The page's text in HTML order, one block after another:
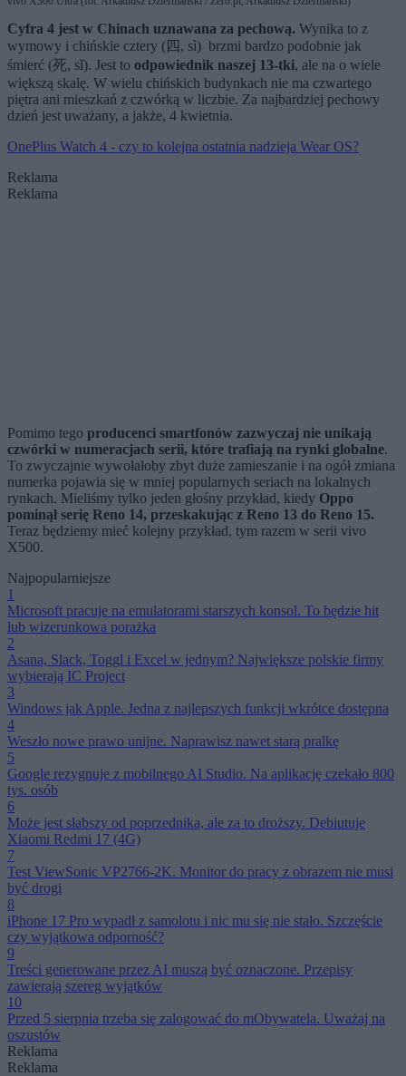
Cyfra 4 jest w Chinach uznawana za pechową. Wynika to z
wymowy i chińskie cztery (四, sì) brzmi bardzo podobnie jak
śmierć (死, sǐ). Jest to odpowiednik naszej 13-tki, ale na o wiele
większą skalę. W wielu chińskich budynkach nie ma czwartego
piętra ani mieszkań z czwórką w liczbie. Za najbardziej pechowy
dzień jest uważany, a jakże, 4 kwietnia.
OnePlus Watch 4 - czy to kolejna ostatnia nadzieja Wear OS?
Reklama
Reklama
Pomimo tego producenci smartfonów zazwyczaj nie unikają
czwórki w numeracjach serii, które trafiają na rynki globalne.
To zwyczajnie wywołałoby zbyt duże zamieszanie i na ogół zmiana
numerka pojawia się w mniej popularnych seriach na lokalnych
rynkach. Mieliśmy tylko jeden głośny przykład, kiedy Oppo
pominął serię Reno 14, przeskakując z Reno 13 do Reno 15.
Teraz będziemy mieć kolejny przykład, tym razem w serii vivo
X500.
Najpopularniejsze
1
Microsoft pracuje na emulatorami starszych konsol. To będzie hit
lub wizerunkowa porażka
2
Asana, Slack, Toggl i Excel w jednym? Największe polskie firmy
wybierają IC Project
3
Windows jak Apple. Jedna z najlepszych funkcji wkrótce dostępna
4
Weszło nowe prawo unijne. Naprawisz nawet starą pralkę
5
Google rezygnuje z mobilnego AI Studio. Na aplikację czekało 800
tys. osób
6
Może jest słabszy od poprzednika, ale za to droższy. Debiutuje
Xiaomi Redmi 17 (4G)
7
Test ViewSonic VP2766-2K. Monitor do pracy z obrazem nie musi
być drogi
8
iPhone 17 Pro wypadł z samolotu i nic mu się nie stało. Szczęście
czy wyjątkowa odporność?
9
Treści generowane przez AI muszą być oznaczone. Przepisy
zawierają szereg wyjątków
10
Przed 5 sierpnia trzeba się zalogować do mObywatela. Uważaj na
oszustów
Reklama
Reklama